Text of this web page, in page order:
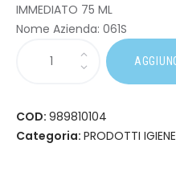
IMMEDIATO 75 ML
Nome Azienda: 061S
COD: 989810104
Categoria: PRODOTTI